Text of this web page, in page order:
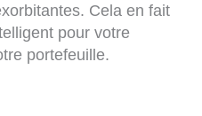
Cela en fait
pour votre
portefeuille.